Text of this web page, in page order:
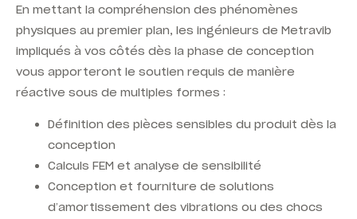
En mettant la compréhension des phénomènes
physiques au premier plan, les ingénieurs de Metravib
impliqués à vos côtés dès la phase de conception
vous apporteront le soutien requis de manière
réactive sous de multiples formes :
Définition des pièces sensibles du produit dès la
conception
Calculs FEM et analyse de sensibilité
Conception et fourniture de solutions
d’amortissement des vibrations ou des chocs